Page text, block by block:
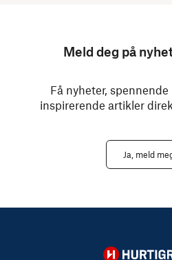
Meld deg på
Få nyheter,
inspirerende artikler
Ja, meld
Hurtigruten